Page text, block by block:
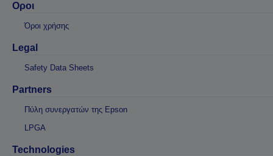
Οροι
Όροι χρήσης
Legal
Safety Data Sheets
Partners
Πύλη συνεργατών της Epson
LPGA
Technologies